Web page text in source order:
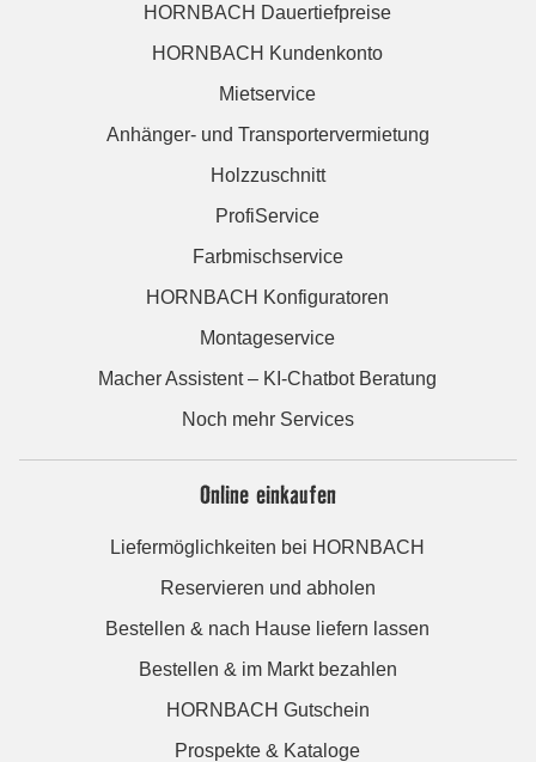
HORNBACH Dauertiefpreise
HORNBACH Kundenkonto
Mietservice
Anhänger- und Transportervermietung
Holzzuschnitt
ProfiService
Farbmischservice
HORNBACH Konfiguratoren
Montageservice
Macher Assistent – KI-Chatbot Beratung
Noch mehr Services
Online einkaufen
Liefermöglichkeiten bei HORNBACH
Reservieren und abholen
Bestellen & nach Hause liefern lassen
Bestellen & im Markt bezahlen
HORNBACH Gutschein
Prospekte & Kataloge